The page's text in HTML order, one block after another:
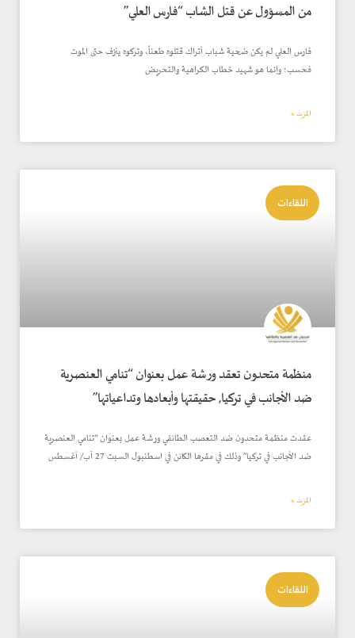
من المسؤول عن قتل الشاب “فارس العلي”
فارس العلي لم يكن ضحية شباب أتراك قتلوه طعناً، وتركوه ينزف حتى الموت
فحسب؛ وإنما هو شهيد خطاب الكراهية والتحريض
المزيد »
اللقاءات
منظمة متحدون تعقد ورشة عمل بعنوان “تنامي العنصرية
ضد الأجانب في تركيا, حقيقتها وأبعادها وتداعياتها”
عقدت منظمة متحدون ضد التعصب الطائفي ورشة عمل بعنوان “تنامي العنصرية
ضد الأجانب في تركيا” وذلك في مقرها الكائن في اسطنبول السبت 27 آب/ أغسطس
المزيد »
اللقاءات